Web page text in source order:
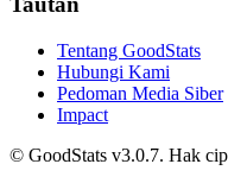
Tentang GoodStats
Hubungi Kami
Pedoman Media Siber
Impact
© GoodStats v3.0.7. Hak